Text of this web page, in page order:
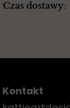
Czas dostawy:
Kontakt